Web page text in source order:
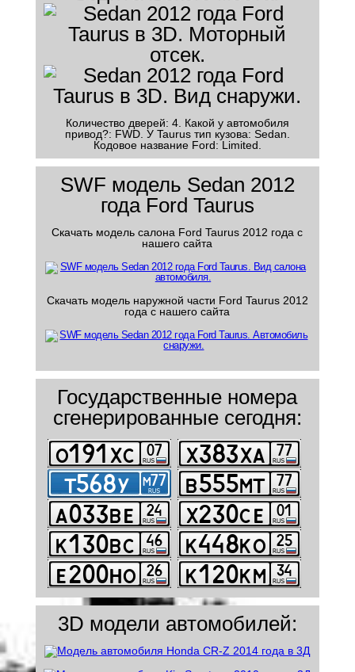
Количество дверей: 4. Какой у автомобиля
привод?: FWD. У Taurus тип кузова: Sedan.
Кодовое название Ford: Limited.
SWF модель Sedan 2012
года Ford Taurus
Скачать модель салона Ford Taurus 2012 года с
нашего сайта
Скачать модель наружной части Ford Taurus 2012
года с нашего сайта
Государственные номера
сгенерированные сегодня:
3D модели автомобилей: